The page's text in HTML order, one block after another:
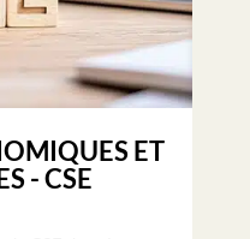
ET
- CSE